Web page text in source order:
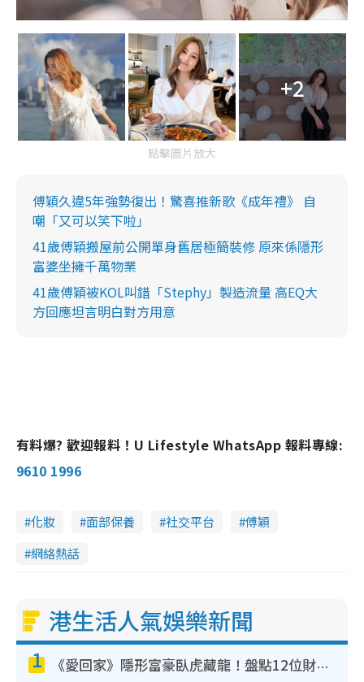
+2
點擊圖片放大
傅穎久違5年強勢復出！驚喜推新歌《成年禮》 自
嘲「又可以笑下啦」
41歲傅穎搬屋前公開單身舊居極簡裝修 原來係隱形
富婆坐擁千萬物業
41歲傅穎被KOL叫錯「Stephy」製造流量 高EQ大
方回應坦言明白對方用意
有料爆? 歡迎報料！U Lifestyle WhatsApp 報料專線:
9610 1996
化妝 面部保養 社交平台
傅穎
網絡熱話
港生活人氣娛樂新聞
1 《愛回家》隱形富豪臥虎藏龍！盤點12位財氣逼人的有錢藝人：呢位靚女3億身家唔憂做